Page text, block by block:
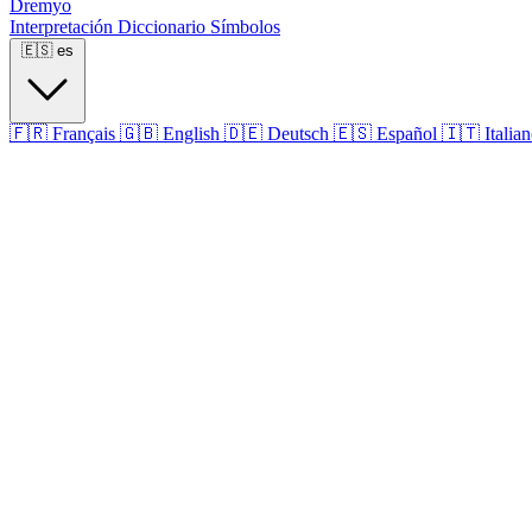
Dremyo
Interpretación Diccionario Símbolos
🇪🇸 es
🇫🇷 Français 🇬🇧 English 🇩🇪 Deutsch 🇪🇸 Español 🇮🇹